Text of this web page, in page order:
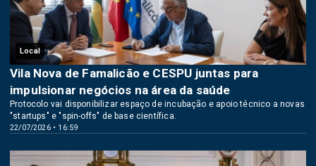
Local
22/07/2026 • 16:59
Vila Nova de Famalicão e CESPU juntas para
impulsionar negócios na área da saúde
Protocolo vai disponibilizar espaço de incubação e apoio técnico a novas
"startups" e "spin-offs" de base científica.